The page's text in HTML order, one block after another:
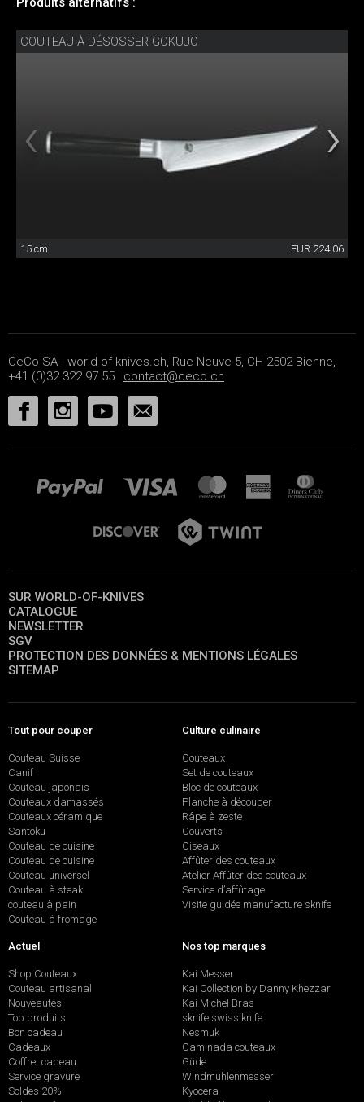
COUTEAU À DÉSOSSER GOKUJO
15 cm EUR 224.06
CeCo SA - world-of-knives.ch, Rue Neuve 5, CH-2502 Bienne,
+41 (0)32 322 97 55 | contact@ceco.ch
SUR WORLD-OF-KNIVES
CATALOGUE
NEWSLETTER
SGV
PROTECTION DES DONNÉES & MENTIONS LÉGALES
SITEMAP
Tout pour couper
Couteau Suisse
Canif
Couteau japonais
Couteaux damassés
Couteaux céramique
Santoku
Couteau de cuisine
Couteau de cuisine
Couteau universel
Couteau à steak
couteau à pain
Couteau à fromage
Culture culinaire
Couteaux
Set de couteaux
Bloc de couteaux
Planche à découper
Râpe à zeste
Couverts
Ciseaux
Affûter des couteaux
Atelier Affûter des couteaux
Service d’affûtage
Visite guidée manufacture sknife
Actuel
Shop Couteaux
Couteau artisanal
Nouveautés
Top produits
Bon cadeau
Cadeaux
Coffret cadeau
Service gravure
Soldes 20%
Nos top marques
Kai Messer
Kai Collection by Danny Khezzar
Kai Michel Bras
sknife swiss knife
Nesmuk
Caminada couteaux
Güde
Windmühlenmesser
Kyocera